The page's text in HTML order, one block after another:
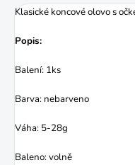
Klasické koncové olovo s
Popis:
Balení: 1ks
Barva: nebarveno
Váha: 5-28g
Baleno: volně